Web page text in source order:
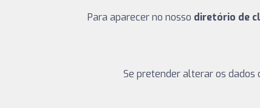
Para aparecer no nosso diretório de
Se pretender alterar os